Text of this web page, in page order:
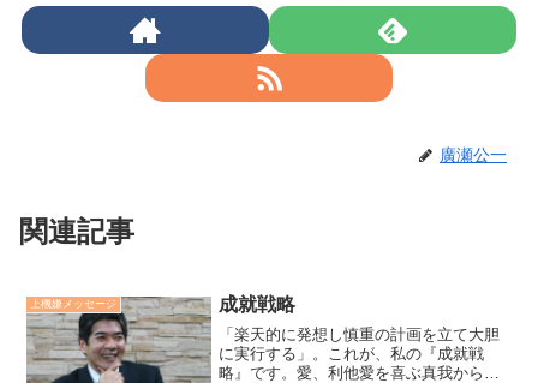
廣瀬公一
関連記事
上機嫌メッセージ 成就戦略
「楽天的に発想し慎重の計画を立て大胆
に実行する」。これが、私の『成就戦
略』です。愛、利他愛を喜ぶ真我からの